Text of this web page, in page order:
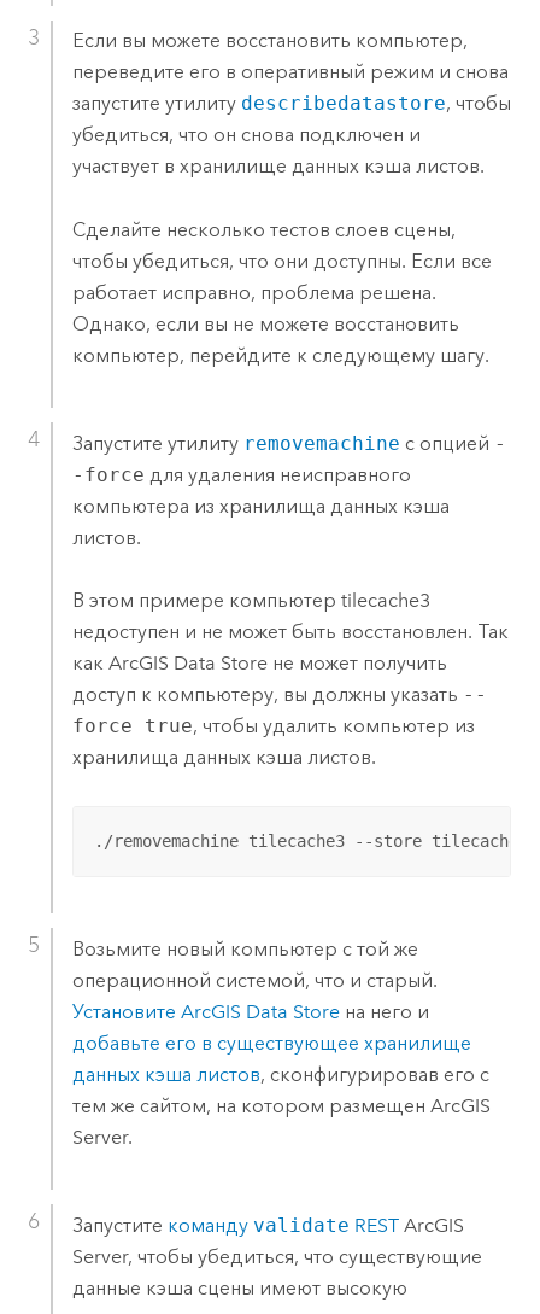
Если вы можете восстановить компьютер,
переведите его в оперативный режим и снова
запустите утилиту describedatastore, чтобы
убедиться, что он снова подключен и
участвует в хранилище данных кэша листов.
Сделайте несколько тестов слоев сцены,
чтобы убедиться, что они доступны. Если все
работает исправно, проблема решена.
Однако, если вы не можете восстановить
компьютер, перейдите к следующему шагу.
Запустите утилиту removemachine с опцией -
-force для удаления неисправного
компьютера из хранилища данных кэша
листов.
В этом примере компьютер tilecache3
недоступен и не может быть восстановлен. Так
как ArcGIS Data Storeне может получить
доступ к компьютеру, вы должны указать --
force true, чтобы удалить компьютер из
хранилища данных кэша листов.
./removemachine tilecache3 --store tilecache
Возьмите новый компьютер с той же
операционной системой, что и старый.
Установите ArcGIS Data Storeна него и
добавьте его в существующее хранилище
данных кэша листов, сконфигурировав его с
тем же сайтом, на котором размещен ArcGIS
Server.
Запустите команду validate REST ArcGIS
Server, чтобы убедиться, что существующие
данные кэша сцены имеют высокую